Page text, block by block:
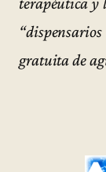
gratuita de